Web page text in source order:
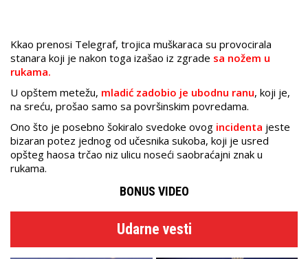
Kkao prenosi Telegraf, trojica muškaraca su provocirala
stanara koji je nakon toga izašao iz zgrade sa nožem u
rukama.
U opštem metežu, mladić zadobio je ubodnu ranu, koji je,
na sreću, prošao samo sa površinskim povredama.
Ono što je posebno šokiralo svedoke ovog incidenta jeste
bizaran potez jednog od učesnika sukoba, koji je usred
opšteg haosa trčao niz ulicu noseći saobraćajni znak u
rukama.
BONUS VIDEO
Udarne vesti